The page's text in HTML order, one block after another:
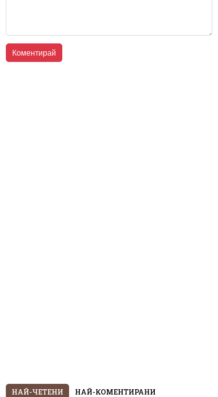
НАЙ-ЧЕТЕНИ НАЙ-КОМЕНТИРАНИ